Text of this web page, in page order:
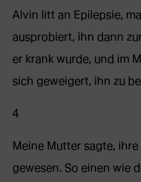
Alvin litt an Epilepsie,
ausprobiert, ihn dann
er krank wurde, und im
sich geweigert, ihn zu
4
Meine Mutter sagte,
gewesen. So einen wie